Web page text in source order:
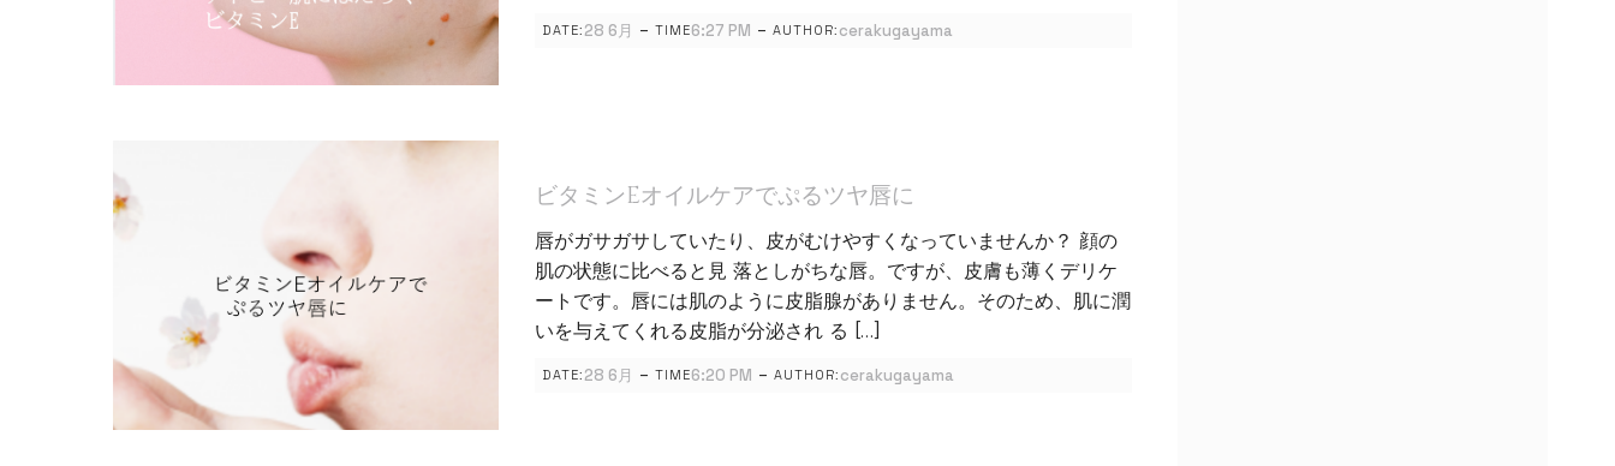
DATE: 28 6月 - TIME6:27 PM - AUTHOR: cerakugayama
ビタミンEオイルケアでぷるツヤ唇に
唇がガサガサしていたり、皮がむけやすくなっていませんか？ 顔の
肌の状態に比べると見 落としがちな唇。ですが、皮膚も薄くデリケ
ートです。唇には肌のように皮脂腺がありません。そのため、肌に潤
いを与えてくれる皮脂が分泌され る […]
DATE: 28 6月 - TIME6:20 PM - AUTHOR: cerakugayama